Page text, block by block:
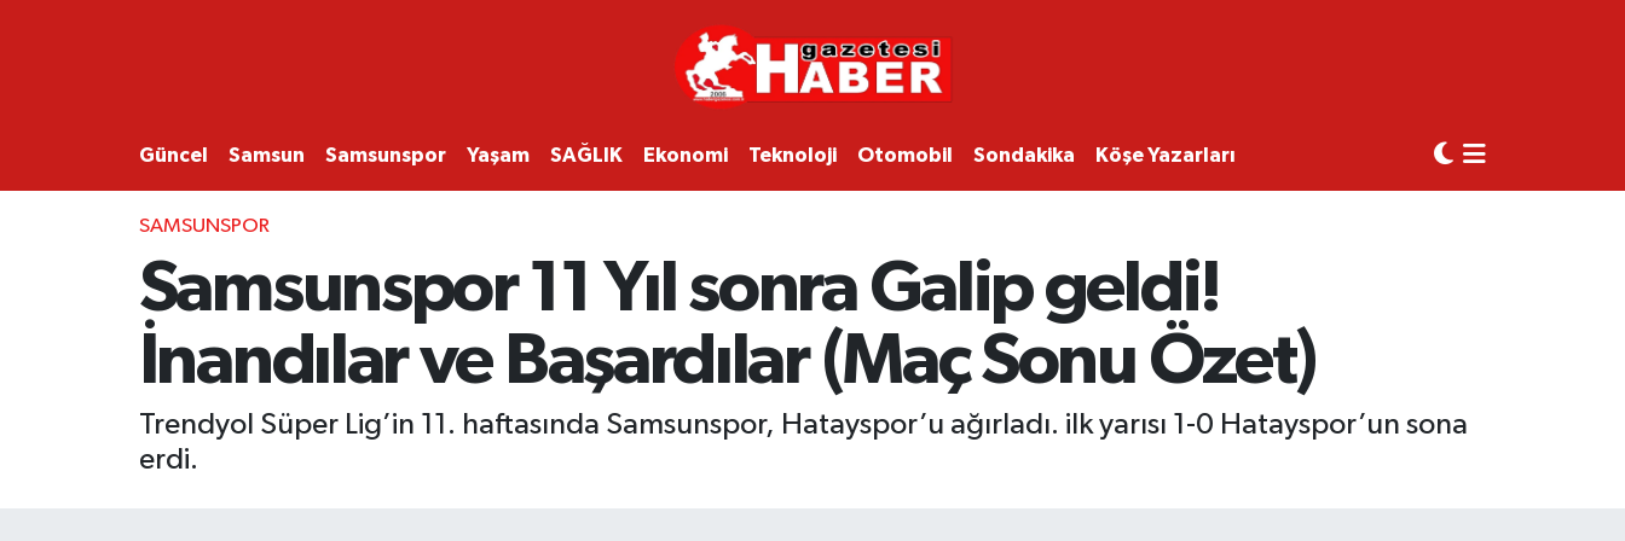
Güncel Samsun Samsunspor Yaşam SAĞLIK Ekonomi Teknoloji Otomobil Sondakika Köşe Yazarları
SAMSUNSPOR
Samsunspor 11 Yıl sonra Galip geldi!
İnandılar ve Başardılar (Maç Sonu Özet)
Trendyol Süper Lig’in 11. haftasında Samsunspor, Hatayspor’u ağırladı. ilk yarısı 1-0 Hatayspor’un sona
erdi.
SAMSUN
SAMSUNSPOR
EKONOMİ